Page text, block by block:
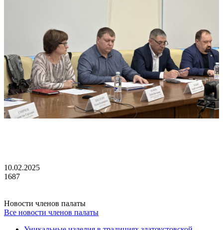
10.02.2025
1687
Новости членов палаты
Все новости членов палаты